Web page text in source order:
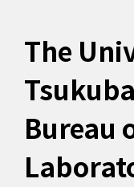
The
Bureau